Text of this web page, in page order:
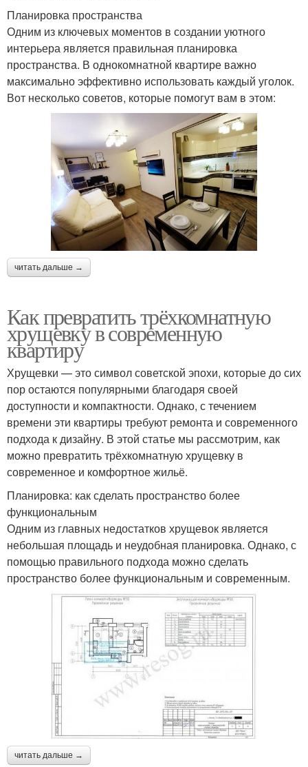
Планировка пространства
Одним из ключевых моментов в создании уютного
интерьера является правильная планировка
пространства. В однокомнатной квартире важно
максимально эффективно использовать каждый уголок.
Вот несколько советов, которые помогут вам в этом:
читать дальше →
Как превратить трёхкомнатную
хрущевку в современную
квартиру
Хрущевки — это символ советской эпохи, которые до сих
пор остаются популярными благодаря своей
доступности и компактности. Однако, с течением
времени эти квартиры требуют ремонта и современного
подхода к дизайну. В этой статье мы рассмотрим, как
можно превратить трёхкомнатную хрущевку в
современное и комфортное жильё.
Планировка: как сделать пространство более
функциональным
Одним из главных недостатков хрущевок является
небольшая площадь и неудобная планировка. Однако, с
помощью правильного подхода можно сделать
пространство более функциональным и современным.
читать дальше →